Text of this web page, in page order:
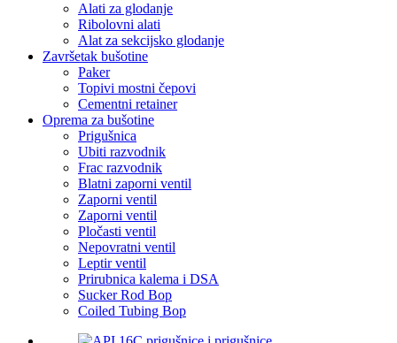
Alati za glodanje
Ribolovni alati
Alat za sekcijsko glodanje
Završetak bušotine
Paker
Topivi mostni čepovi
Cementni retainer
Oprema za bušotine
Prigušnica
Ubiti razvodnik
Frac razvodnik
Blatni zaporni ventil
Zaporni ventil
Zaporni ventil
Pločasti ventil
Nepovratni ventil
Leptir ventil
Prirubnica kalema i DSA
Sucker Rod Bop
Coiled Tubing Bop